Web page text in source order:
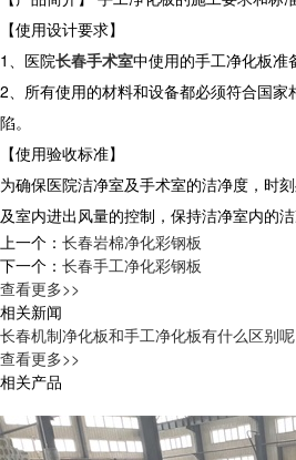
【使用设计要求】
1、医院长春手术室中使用的手工净化板准
2、所有使用的材料和设备都必须符合国
陷。
【使用验收标准】
为确保医院洁净室及手术室的洁净度，时
及室内进出风量的控制，保持洁净室内的洁
上一个： 长春岩棉净化彩钢板
下一个： 长春手工净化彩钢板
查看更多>>
相关新闻
长春机制净化板和手工净化板有什么区别呢
查看更多>>
相关产品